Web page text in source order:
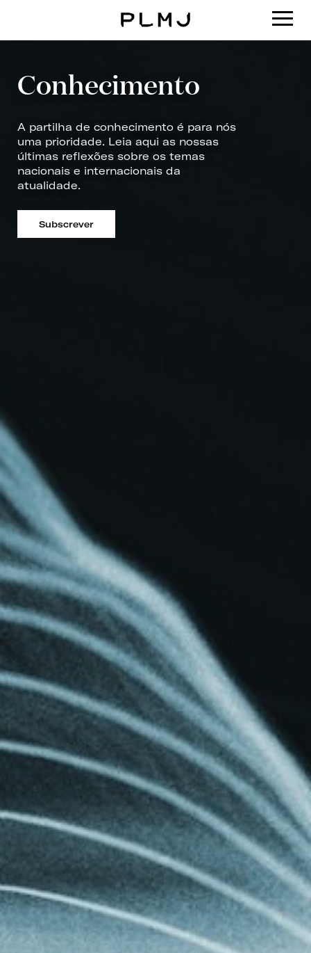
Conhecimento
A partilha de conhecimento é para nós
uma prioridade. Leia aqui as nossas
últimas reflexões sobre os temas
nacionais e internacionais da
atualidade.
Subscrever